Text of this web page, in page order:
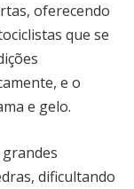
oferecendo
que se
e o
e gelo.
dificultando